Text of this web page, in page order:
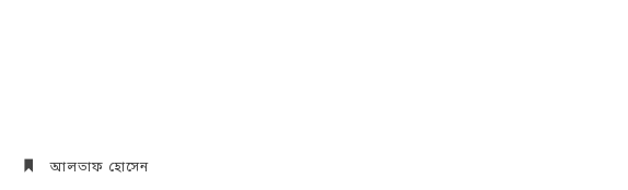
আলতাফ হোসেন